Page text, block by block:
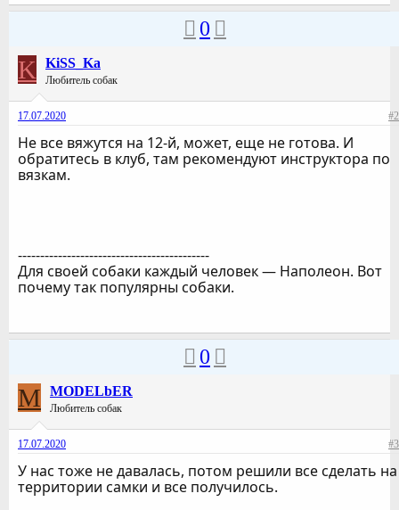
0
K KiSS_Ka
Любитель собак
17.07.2020 #2
Не все вяжутся на 12-й, может, еще не готова. И
обратитесь в клуб, там рекомендуют инструктора по
вязкам.
-------------------------------------------
Для своей собаки каждый человек — Наполеон. Вот
почему так популярны собаки.
0
M MODELbER
Любитель собак
17.07.2020 #3
У нас тоже не давалась, потом решили все сделать на
территории самки и все получилось.